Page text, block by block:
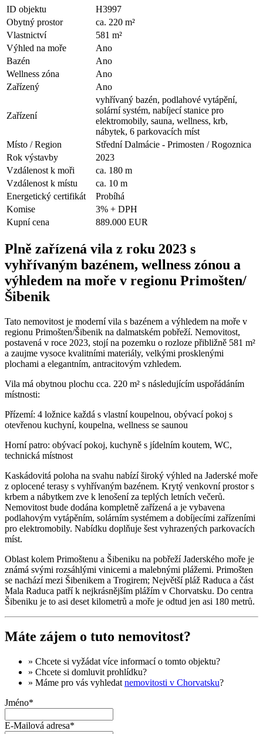
ID objektu
H3997
Obytný prostor
ca. 220 m²
Vlastnictví
581 m²
Výhled na moře
Ano
Bazén
Ano
Wellness zóna
Ano
Zařízený
Ano
Zařízení
vyhřívaný bazén, podlahové vytápění,
solární systém, nabíjecí stanice pro
elektromobily, sauna, wellness, krb,
nábytek, 6 parkovacích míst
Místo / Region
Střední Dalmácie - Primosten / Rogoznica
Rok výstavby
2023
Vzdálenost k moři
ca. 180 m
Vzdálenost k místu
ca. 10 m
Energetický certifikát
Probíhá
Komise
3% + DPH
Kupní cena
889.000 EUR
Plně zařízená vila z roku 2023 s
vyhřívaným bazénem, ​​wellness zónou a
výhledem na moře v regionu Primošten/
Šibenik
Tato nemovitost je moderní vila s bazénem a výhledem na moře v
regionu Primošten/Šibenik na dalmatském pobřeží. Nemovitost,
postavená v roce 2023, stojí na pozemku o rozloze přibližně 581 m²
a zaujme vysoce kvalitními materiály, velkými prosklenými
plochami a elegantním, antracitovým vzhledem.
Vila má obytnou plochu cca. 220 m² s následujícím uspořádáním
místnosti:
Přízemí: 4 ložnice každá s vlastní koupelnou, obývací pokoj s
otevřenou kuchyní, koupelna, wellness se saunou
Horní patro: obývací pokoj, kuchyně s jídelním koutem, WC,
technická místnost
Kaskádovitá poloha na svahu nabízí široký výhled na Jaderské moře
z oplocené terasy s vyhřívaným bazénem. Krytý venkovní prostor s
krbem a nábytkem zve k lenošení za teplých letních večerů.
Nemovitost bude dodána kompletně zařízená a je vybavena
podlahovým vytápěním, solárním systémem a dobíjecími zařízeními
pro elektromobily. Nabídku doplňuje šest vyhrazených parkovacích
míst.
Oblast kolem Primoštenu a Šibeniku na pobřeží Jaderského moře je
známá svými rozsáhlými vinicemi a malebnými plážemi. Primošten
se nachází mezi Šibenikem a Trogirem; Největší pláž Raduca a část
Mala Raduca patří k nejkrásnějším plážím v Chorvatsku. Do centra
Šibeniku je to asi deset kilometrů a moře je odtud jen asi 180 metrů.
Máte zájem o tuto nemovitost?
» Chcete si vyžádat více informacío tomto objektu?
» Chcete si domluvit prohlídku?
» Máme pro vás vyhledat nemovitosti v Chorvatsku?
Jméno*
E-Mailová adresa*